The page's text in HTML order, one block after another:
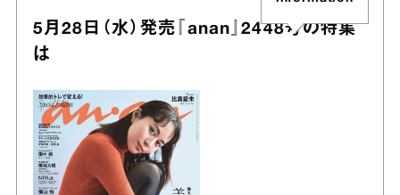
5月28日（水）発売『anan』2448号の特集
は